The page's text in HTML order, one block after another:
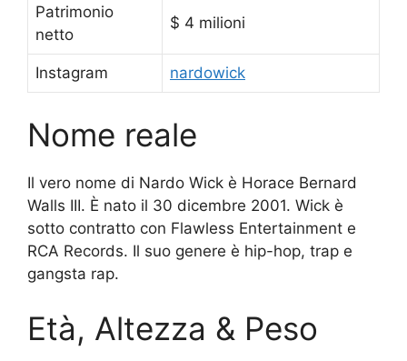
Patrimonio
netto
$ 4 milioni
Instagram nardowick
Nome reale
Il vero nome di Nardo Wick è Horace Bernard
Walls III. È nato il 30 dicembre 2001. Wick è
sotto contratto con Flawless Entertainment e
RCA Records. Il suo genere è hip-hop, trap e
gangsta rap.
Età, Altezza & Peso